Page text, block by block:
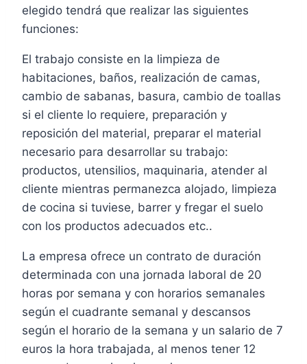
elegido tendrá que realizar las siguientes
funciones:
El trabajo consiste en la limpieza de
habitaciones, baños, realización de camas,
cambio de sabanas, basura, cambio de toallas
si el cliente lo requiere, preparación y
reposición del material, preparar el material
necesario para desarrollar su trabajo:
productos, utensilios, maquinaria, atender al
cliente mientras permanezca alojado, limpieza
de cocina si tuviese, barrer y fregar el suelo
con los productos adecuados etc..
La empresa ofrece un contrato de duración
determinada con una jornada laboral de 20
horas por semana y con horarios semanales
según el cuadrante semanal y descansos
según el horario de la semana y un salario de 7
euros la hora trabajada, al menos tener 12